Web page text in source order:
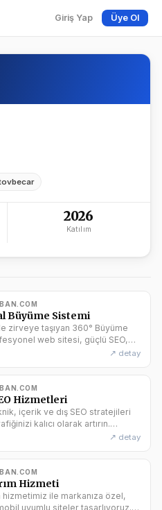
Giriş Yap Üye Ol
2026
Katılım
Büyüme Sistemi
zirveye taşıyan 360° Büyüme
web sitesi, güçlü SEO,
yönetimi ve ROİ odaklı reklam
↗ detay
Hizmetleri
içerik ve dış SEO stratejileri
kalıcı olarak artırın.
için hemen tıklayın!
↗ detay
Hizmeti
hizmetimiz ile markanıza özel,
uyumlu siteler tasarlıyoruz.